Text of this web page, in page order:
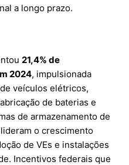
a longo prazo.
21,4% de
2024, impulsionada
veículos elétricos,
de baterias e
de armazenamento de
o crescimento
de VEs e instalações
Incentivos federais que